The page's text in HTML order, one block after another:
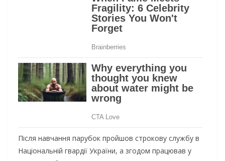
Після навчання парубок пройшов строкову службу в
Національній гвардії України, а згодом працював у